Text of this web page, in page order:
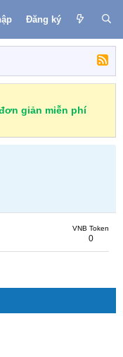
Đăng ký
giản miễn phí
VNB Token
0